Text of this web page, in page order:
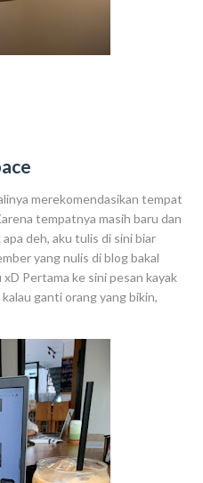
merekomendasikan tempat
tempatnya masih baru dan
apa deh, aku tulis di sini biar
yang nulis di blog bakal
Pertama ke sini pesan kayak
ganti orang yang bikin,